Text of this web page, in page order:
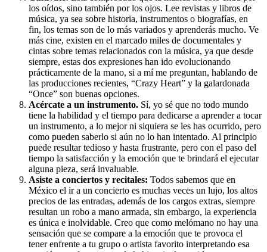
los oídos, sino también por los ojos. Lee revistas y libros de
música, ya sea sobre historia, instrumentos o biografías, en
fin, los temas son de lo más variados y aprenderás mucho. Ve
más cine, existen en el marcado miles de documentales y
cintas sobre temas relacionados con la música, ya que desde
siempre, estas dos expresiones han ido evolucionando
prácticamente de la mano, si a mí me preguntan, hablando de
las producciones recientes, “Crazy Heart” y la galardonada
“Once” son buenas opciones.
Acércate a un instrumento. Sí, yo sé que no todo mundo
tiene la habilidad y el tiempo para dedicarse a aprender a tocar
un instrumento, a lo mejor ni siquiera se les has ocurrido, pero
como pueden saberlo si aún no lo han intentado. Al principio
puede resultar tedioso y hasta frustrante, pero con el paso del
tiempo la satisfacción y la emoción que te brindará el ejecutar
alguna pieza, será invaluable.
Asiste a conciertos y recitales: Todos sabemos que en
México el ir a un concierto es muchas veces un lujo, los altos
precios de las entradas, además de los cargos extras, siempre
resultan un robo a mano armada, sin embargo, la experiencia
es única e inolvidable. Creo que como melómano no hay una
sensación que se compare a la emoción que te provoca el
tener enfrente a tu grupo o artista favorito interpretando esa